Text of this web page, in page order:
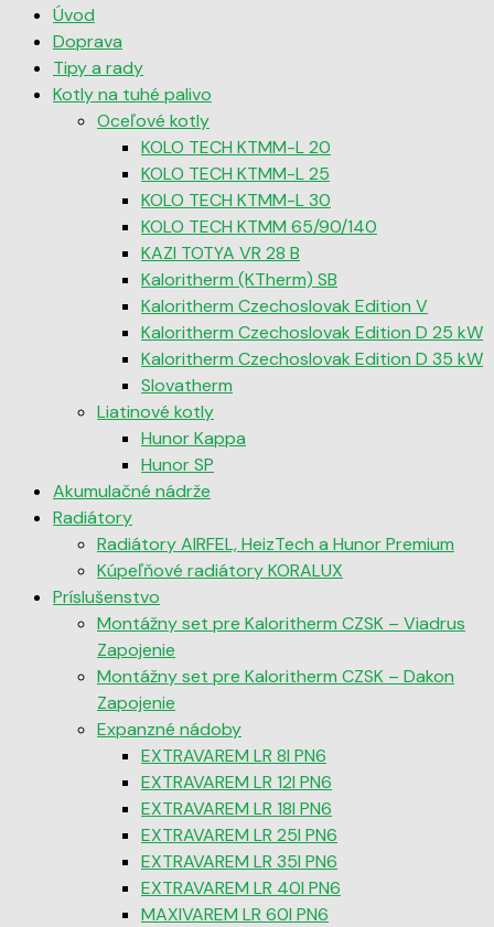
Úvod
Doprava
Tipy a rady
Kotly na tuhé palivo
Oceľové kotly
KOLO TECH KTMM-L 20
KOLO TECH KTMM-L 25
KOLO TECH KTMM-L 30
KOLO TECH KTMM 65/90/140
KAZI TOTYA VR 28 B
Kaloritherm (KTherm) SB
Kaloritherm Czechoslovak Edition V
Kaloritherm Czechoslovak Edition D 25 kW
Kaloritherm Czechoslovak Edition D 35 kW
Slovatherm
Liatinové kotly
Hunor Kappa
Hunor SP
Akumulačné nádrže
Radiátory
Radiátory AIRFEL, HeizTech a Hunor Premium
Kúpeľňové radiátory KORALUX
Príslušenstvo
Montážny set pre Kaloritherm CZSK – Viadrus
Zapojenie
Montážny set pre Kaloritherm CZSK – Dakon
Zapojenie
Expanzné nádoby
EXTRAVAREM LR 8l PN6
EXTRAVAREM LR 12l PN6
EXTRAVAREM LR 18l PN6
EXTRAVAREM LR 25l PN6
EXTRAVAREM LR 35l PN6
EXTRAVAREM LR 40l PN6
MAXIVAREM LR 60l PN6